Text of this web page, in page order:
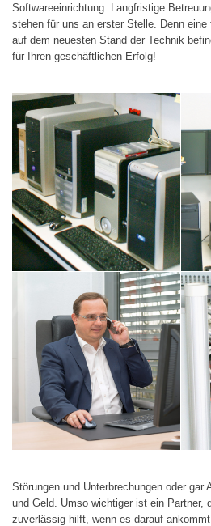
Softwareeinrichtung. Langfristige
stehen für uns an erster Stelle. Denn
auf dem neuesten Stand der Technik
für Ihren geschäftlichen Erfolg!
Störungen und Unterbrechungen oder
und Geld. Umso wichtiger ist ein Partner,
zuverlässig hilft, wenn es darauf